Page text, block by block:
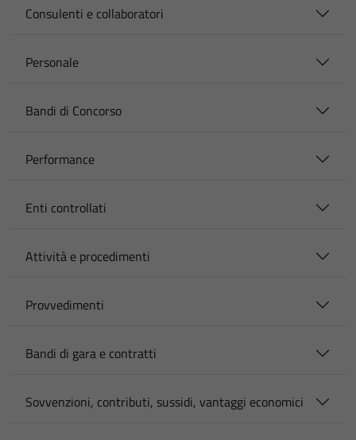
Consulenti e collaboratori
Personale
Bandi di Concorso
Performance
Enti controllati
Attività e procedimenti
Provvedimenti
Bandi di gara e contratti
Sovvenzioni, contributi, sussidi, vantaggi economici